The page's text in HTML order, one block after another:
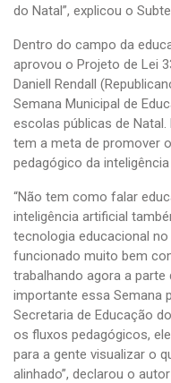
do Natal”, explicou o
Dentro do campo da
aprovou o Projeto de Lei
Daniell Rendall
Semana Municipal de
escolas públicas de
tem a meta de promover
pedagógico da
“Não tem como falar
inteligência artificial
tecnologia educacional
funcionado muito bem
trabalhando agora a parte
importante essa Semana
Secretaria de Educação
os fluxos pedagógicos,
para a gente visualizar o
alinhado”, declarou o